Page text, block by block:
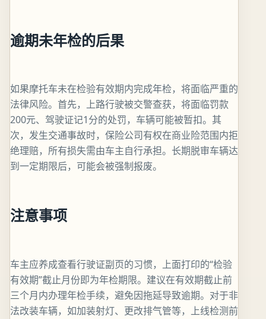
逾期未年检的后果
如果摩托车未在检验有效期内完成年检，将面临严重的
法律风险。首先，上路行驶被交警查获，将面临罚款
200元、驾驶证记1分的处罚，车辆可能被暂扣。其
次，发生交通事故时，保险公司有权在商业险范围内拒
绝理赔，所有损失需由车主自行承担。长期脱审车辆达
到一定期限后，可能会被强制报废。
注意事项
车主应养成查看行驶证副页的习惯，上面打印的“检验
有效期”截止月份即为年检期限。建议在有效期截止前
三个月内办理年检手续，避免因拖延导致逾期。对于非
法改装车辆，如加装射灯、更改排气管等，上线检测前